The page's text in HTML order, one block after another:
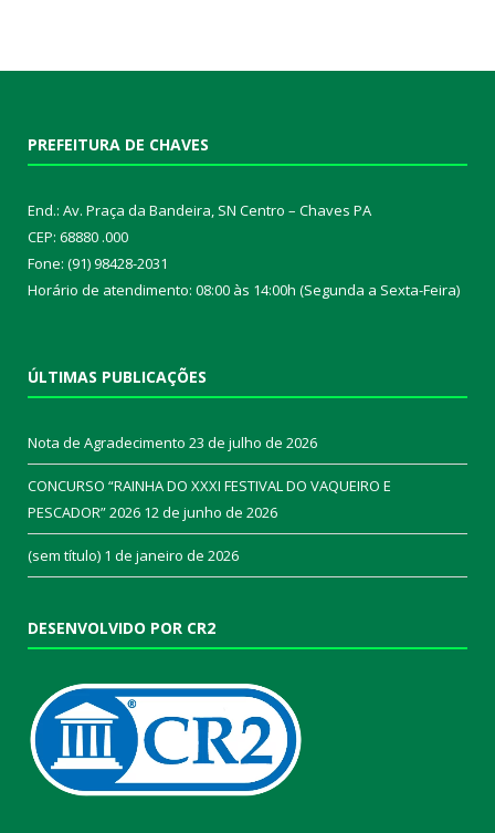
PREFEITURA DE CHAVES
End.: Av. Praça da Bandeira, SN Centro – Chaves PA
CEP: 68880 .000
Fone: (91) 98428-2031
Horário de atendimento: 08:00 às 14:00h (Segunda a Sexta-Feira)
ÚLTIMAS PUBLICAÇÕES
Nota de Agradecimento 23 de julho de 2026
CONCURSO “RAINHA DO XXXI FESTIVAL DO VAQUEIRO E
PESCADOR” 2026 12 de junho de 2026
(sem título) 1 de janeiro de 2026
DESENVOLVIDO POR CR2